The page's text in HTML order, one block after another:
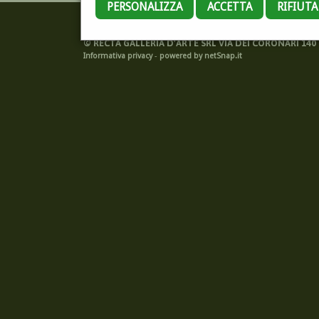
PERSONALIZZA ACCETTA
©RECTA GALLERIA D'ARTE SRL VIA DEI CORONARI
Informativa privacy- powered by netSnap.it